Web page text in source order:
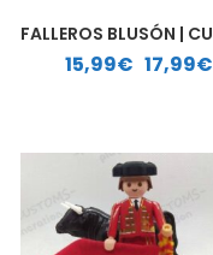
15,99€ 17,99€
Rango de precios: desde 15,99€ hasta 17,99€